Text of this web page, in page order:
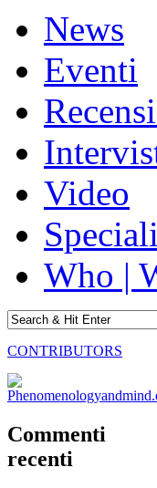
News
Eventi
Video
Speciali
Who |
CONTRIBUTORS
Commenti
recenti